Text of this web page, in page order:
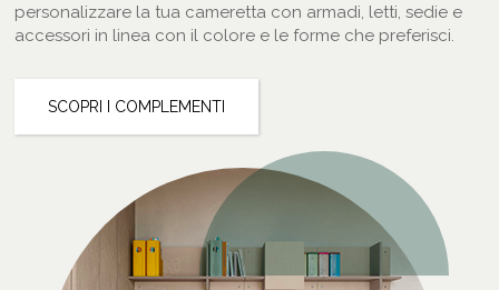
personalizzare la tua cameretta con armadi, letti, sedie e
accessori in linea con il colore e le forme che preferisci.
SCOPRI I COMPLEMENTI